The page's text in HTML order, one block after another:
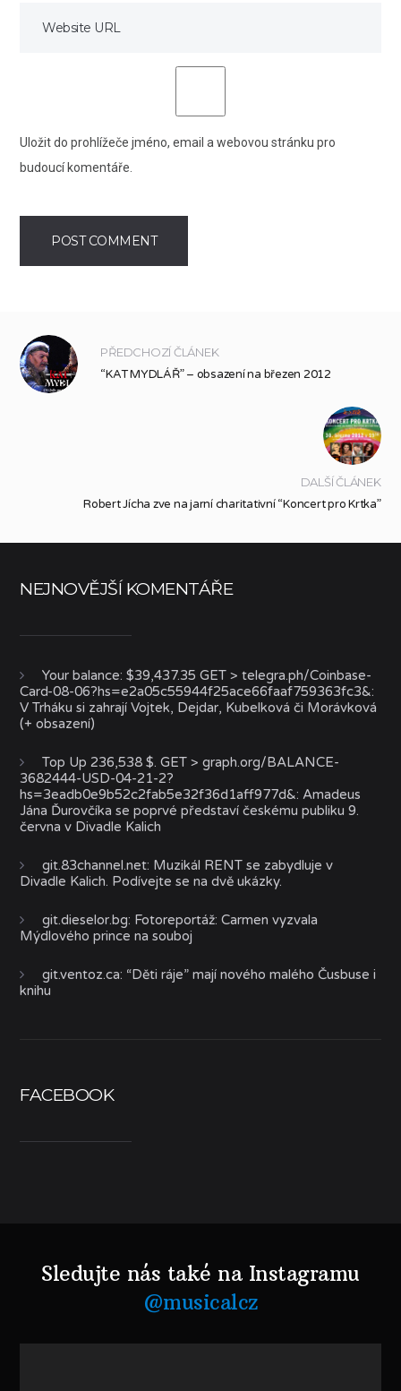
Uložit do prohlížeče jméno, email a webovou stránku pro
budoucí komentáře.
PŘEDCHOZÍ ČLÁNEK
“KAT MYDLÁŘ” – obsazení na březen 2012
DALŠÍ ČLÁNEK
Robert Jícha zve na jarní charitativní “Koncert pro Krtka”
NEJNOVĚJŠÍ KOMENTÁŘE
Your balance: $39,437.35 GET > telegra.ph/Coinbase-
Card-08-06?hs=e2a05c55944f25ace66faaf759363fc3&:
V Trháku si zahrají Vojtek, Dejdar, Kubelková či Morávková
(+ obsazení)
Top Up 236,538 $. GET > graph.org/BALANCE-
3682444-USD-04-21-2?
hs=3eadb0e9b52c2fab5e32f36d1aff977d&:Amadeus
Jána Ďurovčíka se poprvé představí českému publiku 9.
června v Divadle Kalich
git.83channel.net: Muzikál RENT se zabydluje v
Divadle Kalich. Podívejte se na dvě ukázky.
git.dieselor.bg: Fotoreportáž: Carmen vyzvala
Mýdlového prince na souboj
git.ventoz.ca: “Děti ráje” mají nového malého Čusbuse i
knihu
FACEBOOK
Sledujte nás také na Instagramu
@musicalcz